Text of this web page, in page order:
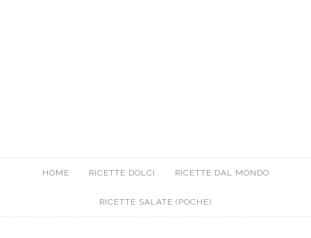
HOME RICETTE DOLCI RICETTE DAL MONDO
RICETTE SALATE (POCHE)